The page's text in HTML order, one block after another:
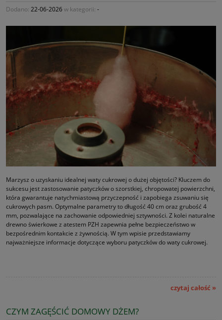
Dodano: 22-06-2026w kategorii: -
Marzysz o uzyskaniu idealnej waty cukrowej o dużej objętości? Kluczem do
sukcesu jest zastosowanie patyczków o szorstkiej, chropowatej powierzchni,
która gwarantuje natychmiastową przyczepność i zapobiega zsuwaniu się
cukrowych pasm. Optymalne parametry to długość 40 cm oraz grubość 4
mm, pozwalające na zachowanie odpowiedniej sztywności. Z kolei naturalne
drewno świerkowe z atestem PZH zapewnia pełne bezpieczeństwo w
bezpośrednim kontakcie z żywnością. W tym wpisie przedstawiamy
najważniejsze informacje dotyczące wyboru patyczków do waty cukrowej.
czytaj całość »
CZYM ZAGĘŚCIĆ DOMOWY DŻEM?